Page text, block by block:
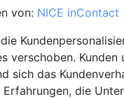
von: NICE inContact
verschoben.
sich das
die